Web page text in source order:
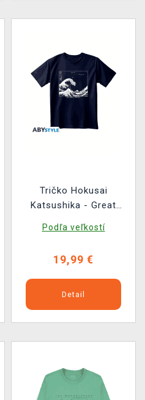
Tričko Hokusai
Katsushika - Great
Podľa veľkostí
19,99 €
Detail